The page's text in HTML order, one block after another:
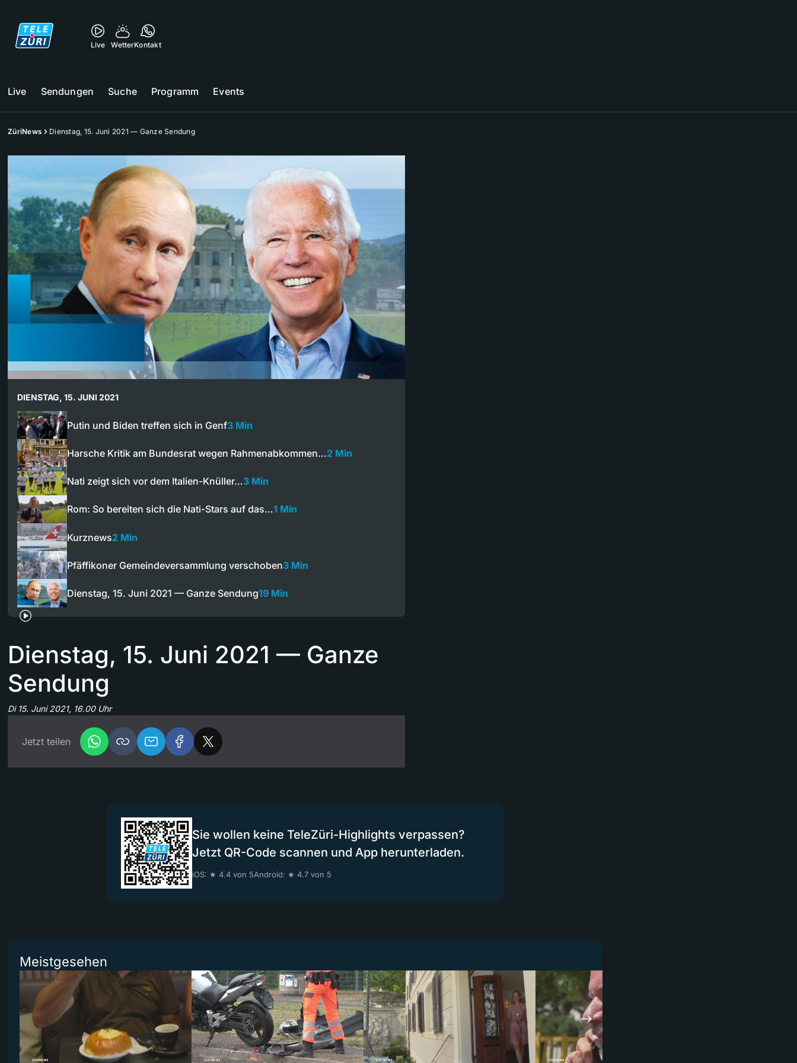
Live WetterKontakt
Live Sendungen Suche Programm Events
ZüriNews Dienstag, 15. Juni 2021 — Ganze Sendung
DIENSTAG, 15. JUNI 2021
Putin und Biden treffen sich in Genf3 Min
Harsche Kritik am Bundesrat wegen Rahmenabkommen…2 Min
Nati zeigt sich vor dem Italien-Knüller…3 Min
Rom: So bereiten sich die Nati-Stars auf das…1 Min
Kurznews2 Min
Pfäffikoner Gemeindeversammlung verschoben3 Min
Dienstag, 15. Juni 2021 — Ganze Sendung19 Min
Dienstag, 15. Juni 2021 — Ganze
Sendung
Di 15. Juni 2021, 16.00 Uhr
Jetzt teilen
Sie wollen keine TeleZüri-Highlights verpassen?
Jetzt QR-Code scannen und App herunterladen.
iOS: ★ 4.4 von 5Android: ★ 4.7 von 5
Meistgesehen